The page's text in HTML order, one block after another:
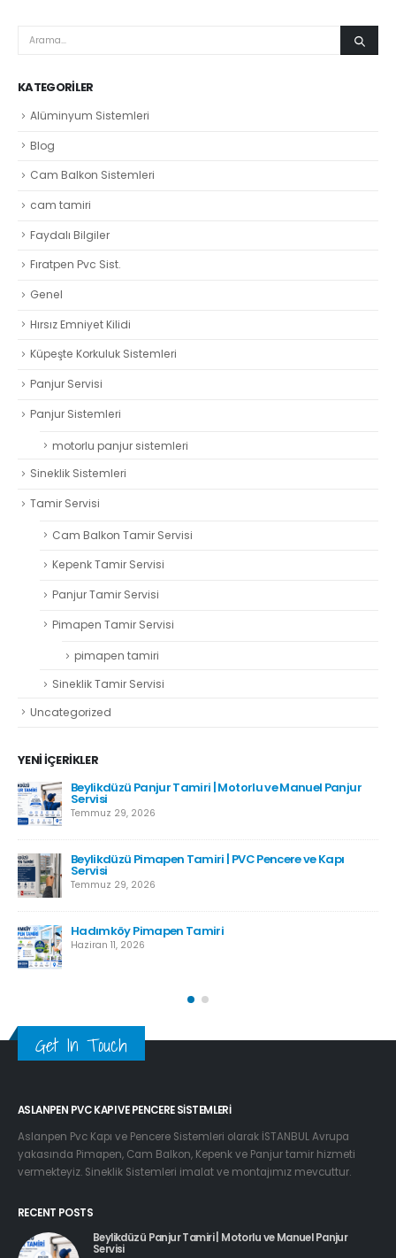
KATEGORILER
Alüminyum Sistemleri
Blog
Cam Balkon Sistemleri
cam tamiri
Faydalı Bilgiler
Fıratpen Pvc Sist.
Genel
Hırsız Emniyet Kilidi
Küpeşte Korkuluk Sistemleri
Panjur Servisi
Panjur Sistemleri
motorlu panjur sistemleri
Sineklik Sistemleri
Tamir Servisi
Cam Balkon Tamir Servisi
Kepenk Tamir Servisi
Panjur Tamir Servisi
Pimapen Tamir Servisi
pimapen tamiri
Sineklik Tamir Servisi
Uncategorized
YENI İÇERIKLER
Hadımköy Panjur Tamiri
Haziran 11, 2026
Kartal Pimapen Tamiri
Haziran 8, 2026
Esenyurt Pimapen Tamiri
Haziran 8, 2026
Get In Touch
ASLANPEN PVC KAPI VE PENCERE SISTEMLERI
Aslanpen Pvc Kapı ve Pencere Sistemleri olarak İSTANBUL Avrupa
yakasında Pimapen, Cam Balkon, Kepenk ve Panjur tamir hizmeti
vermekteyiz. Sineklik Sistemleri imalat ve montajımız mevcuttur.
RECENT POSTS
Beylikdüzü Panjur Tamiri | Motorlu ve Manuel Panjur
Servisi